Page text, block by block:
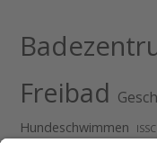
Freibad
Hundeschwimmen ISSC